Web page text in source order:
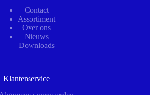
Contact
Assortiment
Over ons
Nieuws
Downloads
Klantenservice